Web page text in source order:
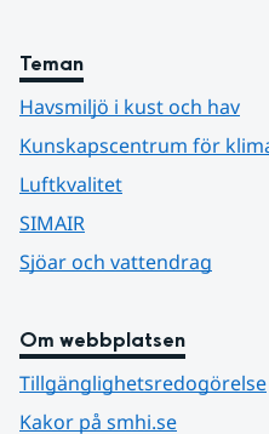
Teman
Havsmiljö i kust och hav
Kunskapscentrum för
Luftkvalitet
SIMAIR
Sjöar och vattendrag
Om webbplatsen
Tillgänglighetsredogörelse
Kakor på smhi.se